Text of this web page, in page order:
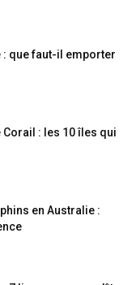
: que faut-il emporter
: les 10 îles qui
en Australie :